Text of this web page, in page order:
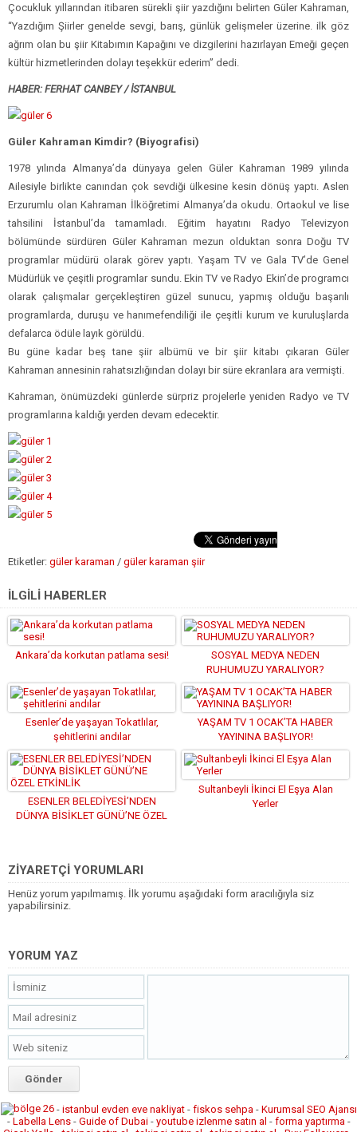
Çocukluk yıllarından itibaren sürekli şiir yazdığını belirten Güler Kahraman,
“Yazdığım Şiirler genelde sevgi, barış, günlük gelişmeler üzerine. ilk göz
ağrım olan bu şiir Kitabımın Kapağını ve dizgilerini hazırlayan Emeği geçen
kültür hizmetlerinden dolayı teşekkür ederim” dedi.
HABER: FERHAT CANBEY / İSTANBUL
Güler Kahraman Kimdir? (Biyografisi)
1978 yılında Almanya’da dünyaya gelen Güler Kahraman 1989 yılında
Ailesiyle birlikte canından çok sevdiği ülkesine kesin dönüş yaptı. Aslen
Erzurumlu olan Kahraman İlköğretimi Almanya’da okudu. Ortaokul ve lise
tahsilini İstanbul’da tamamladı. Eğitim hayatını Radyo Televizyon
bölümünde sürdüren Güler Kahraman mezun olduktan sonra Doğu TV
programlar müdürü olarak görev yaptı. Yaşam TV ve Gala TV’de Genel
Müdürlük ve çeşitli programlar sundu. Ekin TV ve Radyo Ekin’de programcı
olarak çalışmalar gerçekleştiren güzel sunucu, yapmış olduğu başarılı
programlarda, duruşu ve hanımefendiliği ile çeşitli kurum ve kuruluşlarda
defalarca ödüle layık görüldü.
Bu güne kadar beş tane şiir albümü ve bir şiir kitabı çıkaran Güler
Kahraman annesinin rahatsızlığından dolayı bir süre ekranlara ara vermişti.
Kahraman, önümüzdeki günlerde sürpriz projelerle yeniden Radyo ve TV
programlarına kaldığı yerden devam edecektir.
Etiketler: güler karaman / güler karaman şiir
İLGİLİ HABERLER
Ankara’da korkutan patlama sesi!
SOSYAL MEDYA NEDEN
RUHUMUZU YARALIYOR?
Esenler’de yaşayan Tokatlılar,
şehitlerini andılar
YAŞAM TV 1 OCAK’TA HABER
YAYININA BAŞLIYOR!
ESENLER BELEDİYESİ’NDEN
DÜNYA BİSİKLET GÜNÜ’NE ÖZEL
Sultanbeyli İkinci El Eşya Alan
Yerler
ZİYARETÇİ YORUMLARI
Henüz yorum yapılmamış. İlk yorumu aşağıdaki form aracılığıyla siz
yapabilirsiniz.
YORUM YAZ
- istanbul evden eve nakliyat- fiskos sehpa- Kurumsal SEO Ajansı
- Labella Lens- Guide of Dubai- youtube izlenme satın al - forma yaptırma-